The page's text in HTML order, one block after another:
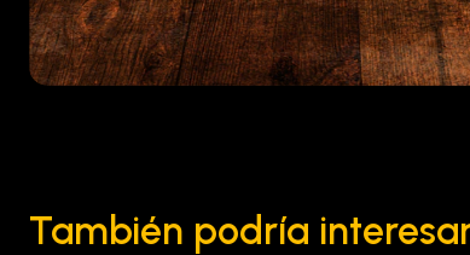
También podría